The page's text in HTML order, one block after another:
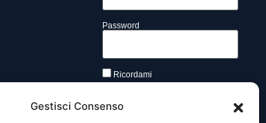
Gestisci Consenso
Password
Ricordami